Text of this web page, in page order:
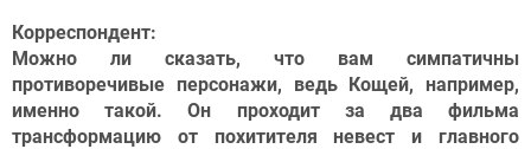
Корреспондент:
Можно ли сказать, что вам симпатичны
противоречивые персонажи, ведь Кощей, например,
именно такой. Он проходит за два фильма
трансформацию от похитителя невест и главного